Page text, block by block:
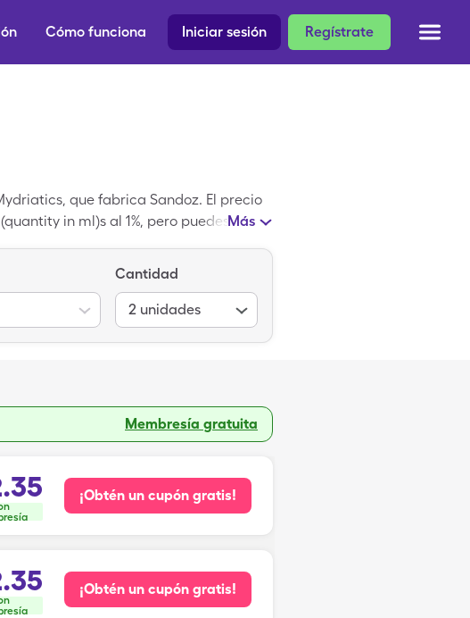
Regístrate
Iniciar sesión
Cómo funciona
que fabrica Sandoz. El precio
in ml)s al 1%, pero puedesMás
Cantidad
2 unidades
Membresía gratuita
¡Obtén un cupón gratis!
¡Obtén un cupón gratis!